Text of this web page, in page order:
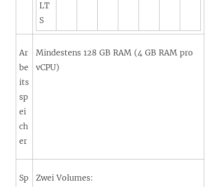
LT
S
Ar
be
its
sp
ei
ch
er
Mindestens 128 GB RAM (4 GB RAM pro
vCPU)
Sp
Zwei Volumes: